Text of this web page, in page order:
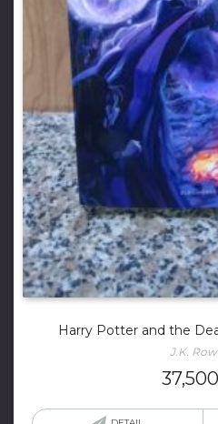
Harry Potter and the
J.K.
37,500